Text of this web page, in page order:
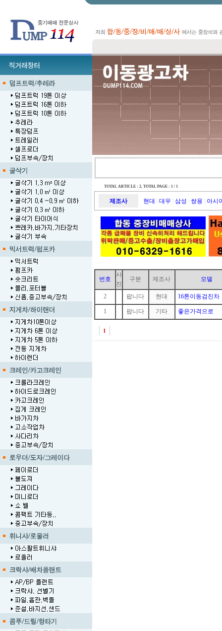
TOTAL ARTICLE : 2, TOTAL PAGE : 1 / 1
제조사 현대 대우 삼성 쌍용 아시
번호
사
진
구분 제조사 모델
2 팝니다 현대 16톤이동검진차
1 팝니다 기타 좋은가격으로
1